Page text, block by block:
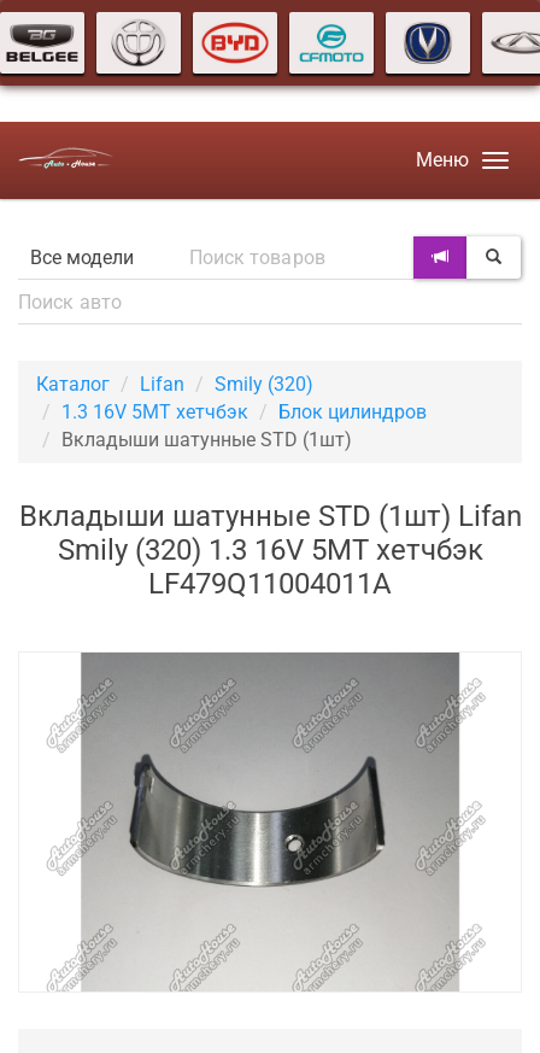
Меню
Каталог Lifan
Smily (320)
1.3 16V 5MT хетчбэк
Блок цилиндров
Вкладыши шатунные STD (1шт)
Вкладыши шатунные STD (1шт) Lifan
Smily (320) 1.3 16V 5MT хетчбэк
LF479Q11004011A